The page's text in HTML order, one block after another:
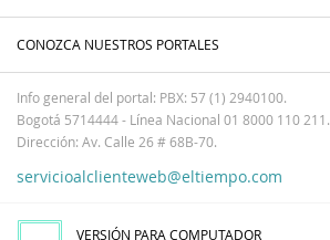
CONOZCA NUESTROS PORTALES
Info general del portal: PBX: 57 (1) 2940100.
Bogotá 5714444 - Línea Nacional 01 8000 110 211.
Dirección: Av. Calle 26 # 68B-70.
servicioalclienteweb@eltiempo.com
VERSIÓN PARA COMPUTADOR